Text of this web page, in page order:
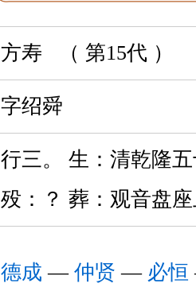
方寿 （ 第15代 ）
字绍舜
行三。 生：清乾隆
殁：？ 葬：观音盘
德成 — 仲贤 — 必恒